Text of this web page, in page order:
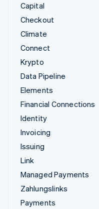
Capital
Checkout
Climate
Connect
Krypto
Data Pipeline
Elements
Financial Connections
Identity
Invoicing
Issuing
Link
Managed Payments
Zahlungslinks
Payments